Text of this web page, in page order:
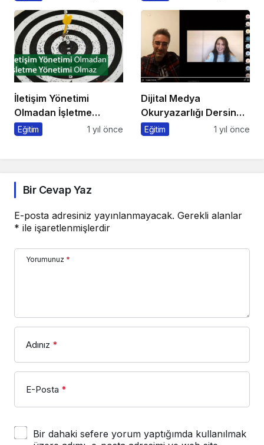
İletişim Yönetimi
Olmadan İşletme
Yönetimi Olmaz
Eğitim 1 yıl önce
Dijital Medya
Okuryazarlığı Dersinde
Dijital Markalaşma
Eğitim 1 yıl önce
Bir Cevap Yaz
E-posta adresiniz yayınlanmayacak. Gerekli alanlar
* ile işaretlenmişlerdir
Yorumunuz *
Adınız *
E-Posta *
Bir dahaki sefere yorum yaptığımda kullanılmak